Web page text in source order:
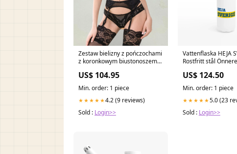
Zestaw bielizny z pończochami
z koronkowym biustonoszem
US$ 104.95
Min. order: 1 piece
★★★★★4.2 (9 reviews)
Sold : Login>>
Vattenflaska HEJA
Rostfritt stål
US$ 124.50
Min. order: 1 piece
★★★★★5.0 (23
Sold : Login>>